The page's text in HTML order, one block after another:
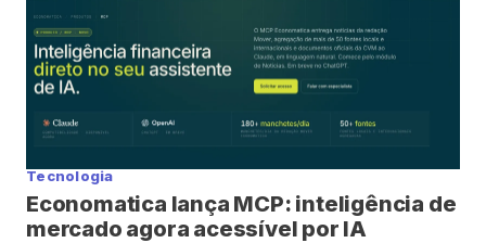
de Ormuz trouxe novamente para o centro da discussão um
tema que […]
Tecnologia
Economatica lança MCP: inteligência de
mercado agora acessível por IA